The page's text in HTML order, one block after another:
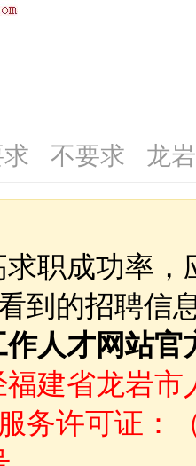
不要求 龙
职成功率，
到的招聘信
作人才网站
建省龙岩
务许可证：